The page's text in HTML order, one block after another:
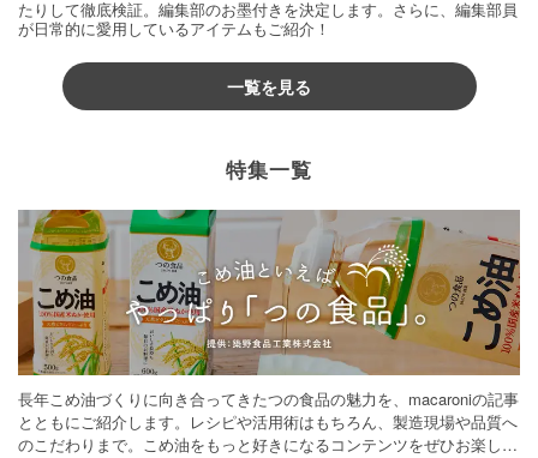
たりして徹底検証。編集部のお墨付きを決定します。さらに、編集部員
が日常的に愛用しているアイテムもご紹介！
一覧を見る
特集一覧
長年こめ油づくりに向き合ってきたつの食品の魅力を、macaroniの記事
とともにご紹介します。レシピや活用術はもちろん、製造現場や品質へ
のこだわりまで。こめ油をもっと好きになるコンテンツをぜひお楽しみ